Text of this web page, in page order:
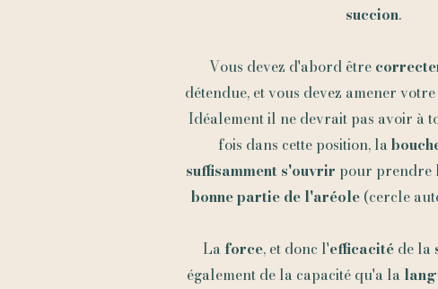
succion.
Vous devez d'abord être
détendue, et vous devez amener
Idéalement il ne devrait pas avoir à
fois dans cette position, la
suffisamment s'ouvrir pour prendre
bonne partie de l'aréole (cercle
Laforce, et donc l'efficacitéde la
également de la capacité qu'a la